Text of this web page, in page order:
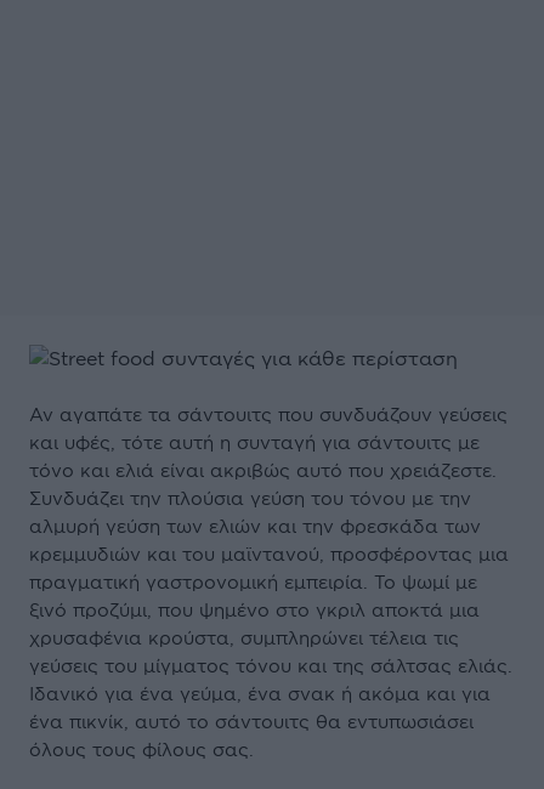
Αν αγαπάτε τα σάντουιτς που συνδυάζουν γεύσεις
και υφές, τότε αυτή η συνταγή για σάντουιτς με
τόνο και ελιά είναι ακριβώς αυτό που χρειάζεστε.
Συνδυάζει την πλούσια γεύση του τόνου με την
αλμυρή γεύση των ελιών και την φρεσκάδα των
κρεμμυδιών και του μαϊντανού, προσφέροντας μια
πραγματική γαστρονομική εμπειρία. Το ψωμί με
ξινό προζύμι, που ψημένο στο γκριλ αποκτά μια
χρυσαφένια κρούστα, συμπληρώνει τέλεια τις
γεύσεις του μίγματος τόνου και της σάλτσας ελιάς.
Ιδανικό για ένα γεύμα, ένα σνακ ή ακόμα και για
ένα πικνίκ, αυτό το σάντουιτς θα εντυπωσιάσει
όλους τους φίλους σας.